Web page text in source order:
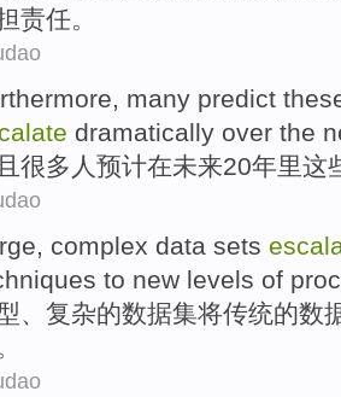
责任。
, many predict
dramatically over the
很多人 预计在未来20年里这
complex data sets
to new levels of
复杂的数据集将传统的数
。